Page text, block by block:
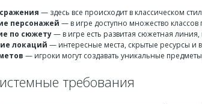
— здесь все происходит в классическом
персонажей — в игре доступно множество
по сюжету— в игре есть развитая сюжетная
локаций — интересные места, скрытые ресурсы и
— игроки могут создавать уникальные
требования